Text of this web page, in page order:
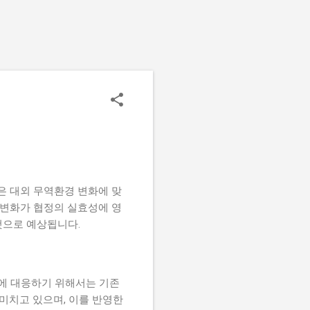
대외 무역환경 변화에 맞
화가 협정의 실효성에 영
로 예상됩니다.
대응하기 위해서는 기존
치고 있으며, 이를 반영한